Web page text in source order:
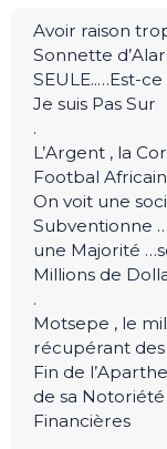
Avoir raison
Sonnette
SEULE..…Est-
Je suis Pas Sur
.
L’Argent , la
Footbal
On voit une
Subventionne
une Majorité
Millions de
.
Motsepe , le
récupérant des
Fin de
de sa
Financières